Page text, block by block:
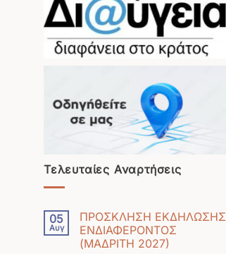
Τελευταίες Αναρτήσεις
05
Αυγ
ΠΡΟΣΚΛΗΣΗ ΕΚΔΗΛΩΣΗΣ
ΕΝΔΙΑΦΕΡΟΝΤΟΣ
(ΜΑΔΡΙΤΗ 2027)